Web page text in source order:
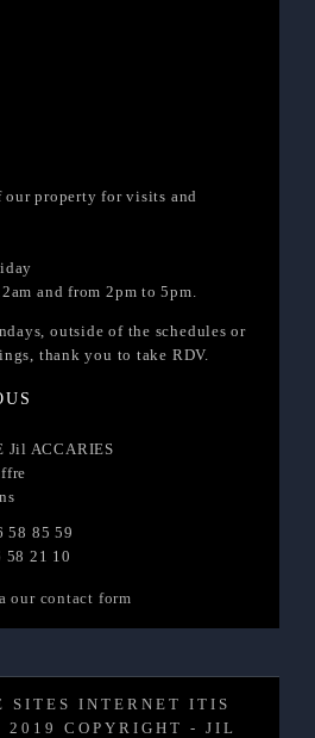
our property for visits and
and from 2pm to 5pm.
outside of the schedules or
thank you to take RDV.
Jil ACCARIES
58 85 59
58 21 10
our contact form
SITES INTERNET ITIS
2019 COPYRIGHT - JIL